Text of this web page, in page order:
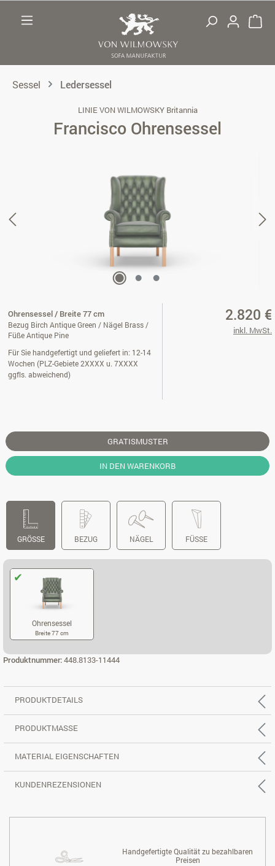
Sessel Ledersessel
LINIE VON WILMOWSKY Britannia
Francisco Ohrensessel
Ohrensessel / Breite 77 cm
Bezug Birch Antique Green / Nägel Brass /
Füße Antique Pine
Für Sie handgefertigt und geliefert in: 12-14
Wochen (PLZ-Gebiete 2XXXX u. 7XXXX
ggfls. abweichend)
2.820 €
inkl. MwSt.
GRATISMUSTER
IN DEN WARENKORB
GRÖSSE BEZUG NÄGEL FÜSSE
Ohrensessel
Breite 77 cm
Produktnummer:448.8133-11444
PRODUKTDETAILS
PRODUKTMASSE
MATERIAL EIGENSCHAFTEN
KUNDENREZENSIONEN
Handgefertigte Qualität zu bezahlbaren
Preisen